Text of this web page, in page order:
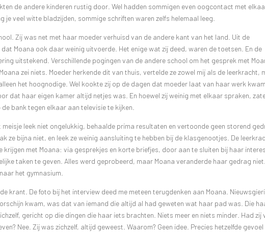
de andere kinderen rustig door. Wel hadden sommigen even oogcontact met
je veel witte bladzijden, sommige schriften waren zelfs helemaal leeg.
Zij was net met haar moeder verhuisd van de andere kant van het land. Uit de
Moana ook daar weinig uitvoerde. Het enige wat zij deed, waren de toetsen. En de
uitstekend. Verschillende pogingen van de andere school om het gesprek met
zei niets. Moeder herkende dit van thuis, vertelde ze zowel mij als de leerkracht,
het hoognodige. Wel kookte zij op de dagen dat moeder laat van haar werk
dat haar eigen kamer altijd netjes was. En hoewel zij weinig met elkaar spraken,
bank tegen elkaar aan televisie te kijken.
meisje leek niet ongelukkig, behaalde prima resultaten en vertoonde geen storend
ze bijna niet, en leek ze weinig aansluiting te hebben bij de klasgenootjes. De
met Moana: via gesprekjes en korte briefjes, door aan te sluiten bij haar
taken te geven. Alles werd geprobeerd, maar Moana veranderde haar gedrag niet.
het gymnasium.
krant. De foto bij het interview deed me meteen terugdenken aan Moana.
kwam, was dat van iemand die altijd al had geweten wat haar pad was. Die
gericht op die dingen die haar iets brachten. Niets meer en niets minder. Had zij
Nee. Zij was zichzelf, altijd geweest. Waarom? Geen idee. Precies hetzelfde gevoel